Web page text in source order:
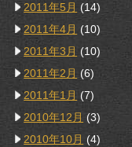
2011年5月 (14)
2011年4月 (10)
2011年3月 (10)
2011年2月 (6)
2011年1月 (7)
2010年12月 (3)
2010年10月 (4)